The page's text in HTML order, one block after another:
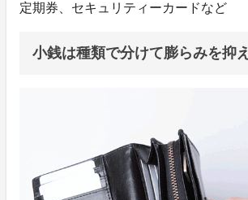
定期券、セキュリティーカードなど
小銭は種類で分けて膨らみを抑